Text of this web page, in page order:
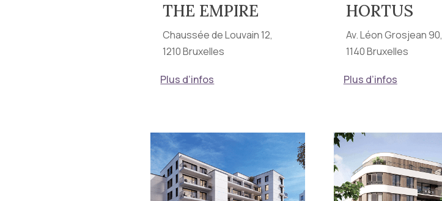
THE EMPIRE
Chaussée de Louvain 12,
1210 Bruxelles
Plus d’infos
HORTUS
Av. Léon Grosjean 90,
1140 Bruxelles
Plus d’infos